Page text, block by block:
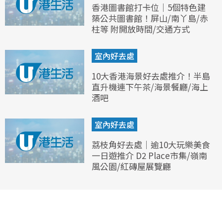
香港圖書館打卡位｜5個特色建
築公共圖書館！屏山/南丫島/赤
柱等 附開放時間/交通方式
室內好去處
10大香港海景好去處推介！半島
直升機連下午茶/海景餐廳/海上
酒吧
室內好去處
荔枝角好去處｜逾10大玩樂美食
一日遊推介 D2 Place市集/嶺南
風公園/紅磚屋展覽廳